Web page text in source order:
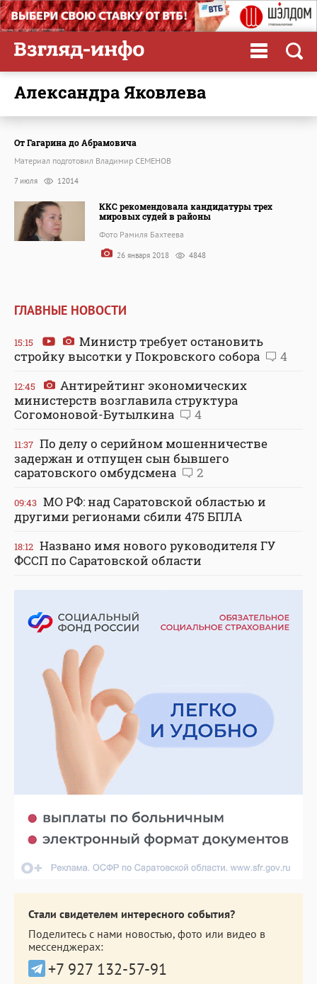
Александра Яковлева
От Гагарина до Абрамовича
Материал подготовил Владимир СЕМЕНОВ
7 июля 12014
ККС рекомендовала кандидатуры трех
мировых судей в районы
Фото Рамиля Бахтеева
26 января 2018 4848
ГЛАВНЫЕ НОВОСТИ
15:15
Министр требует остановить
стройку высотки у Покровского собора
4
12:45
Антирейтинг экономических
министерств возглавила структура
Согомоновой-Бутылкина
4
11:37 По делу о серийном мошенничестве
задержан и отпущен сын бывшего
саратовского омбудсмена
2
09:43 МО РФ: над Саратовской областью и
другими регионами сбили 475 БПЛА
18:12 Названо имя нового руководителя ГУ
ФССП по Саратовской области
Стали свидетелем интересного события?
Поделитесь с нами новостью, фото или видео в
мессенджерах:
+7 927 132-57-91